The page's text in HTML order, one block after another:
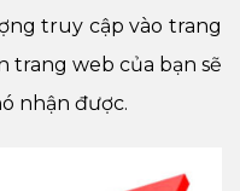
truy cập vào trang
trang web của bạn sẽ
nhận được.